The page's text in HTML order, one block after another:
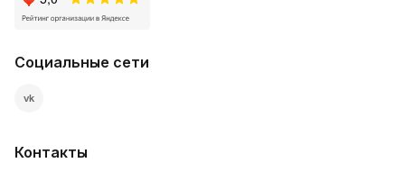
Социальные сети
vk
Контакты